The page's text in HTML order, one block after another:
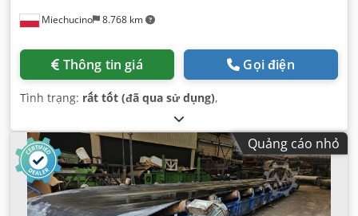
Miechucino 8.768 km
Thông tin giá Gọi điện
Tình trạng: rất tốt (đã qua sử dụng),
Quảng cáo nhỏ